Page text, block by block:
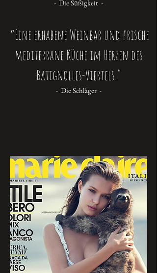
- Die Süßigkeit -
" Eine erhabene Weinbar und frische
mediterrane Küche im Herzen des
Batignolles-Viertels."
- Die Schläger -